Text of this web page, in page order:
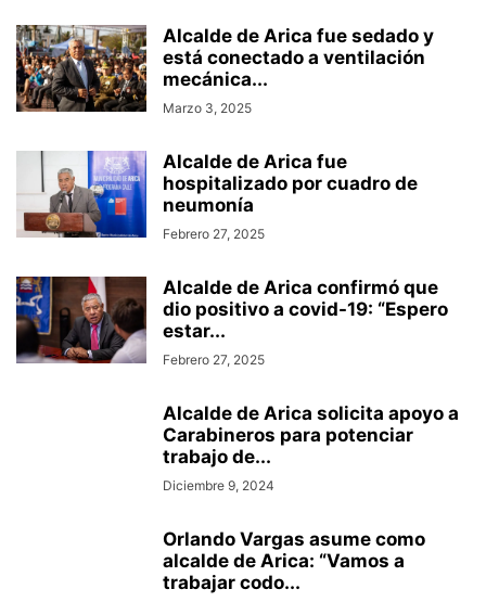
Alcalde de Arica fue sedado y
está conectado a ventilación
mecánica...
Marzo 3, 2025
Alcalde de Arica fue
hospitalizado por cuadro de
neumonía
Febrero 27, 2025
Alcalde de Arica confirmó que
dio positivo a covid-19: “Espero
estar...
Febrero 27, 2025
Alcalde de Arica solicita apoyo a
Carabineros para potenciar
trabajo de...
Diciembre 9, 2024
Orlando Vargas asume como
alcalde de Arica: “Vamos a
trabajar codo...